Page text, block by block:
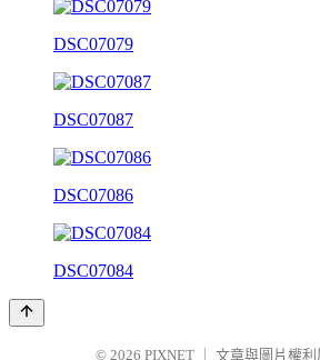
DSC07079
DSC07087
DSC07086
DSC07084
© 2026 PIXNET 文章與圖片權